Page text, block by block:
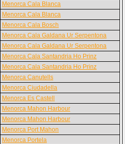
Menorca Cala Blanca
Menorca Cala Blanca
Menorca Cala Bosch
Menorca Cala Galdana Ur Serpentona
Menorca Cala Galdana Ur Serpentona
Menorca Cala Santandria Ho Prinz
Menorca Cala Santandria Ho Prinz
Menorca Canutells
Menorca Ciudadella
Menorca Es Castell
Menorca Mahon Harbour
Menorca Mahon Harbour
Menorca Port Mahon
Menorca Portela